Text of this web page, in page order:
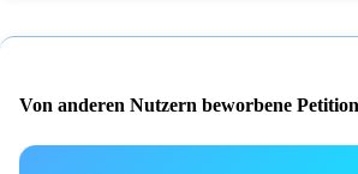
Von anderen Nutzern beworbene